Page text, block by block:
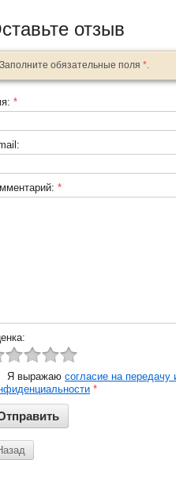
отзыв
Заполните обязательные поля *.
*
*
Я выражаю согласие на
*